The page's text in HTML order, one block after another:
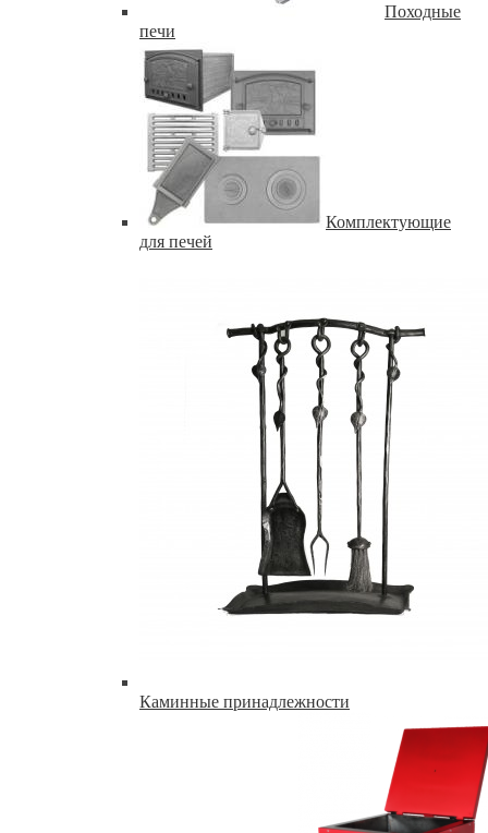
Походные
печи
Комплектующие
для печей
Каминные принадлежности